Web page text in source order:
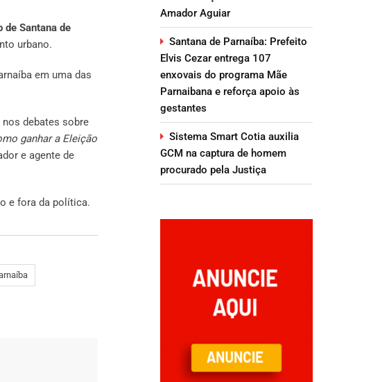
de Santana de
urbano.
em uma das
debates sobre
ganhar a Eleição
e agente de
e fora da política.
Amador Aguiar
Santana de Parnaíba: Prefeito
Elvis Cezar entrega 107
enxovais do programa Mãe
Parnaibana e reforça apoio às
gestantes
Sistema Smart Cotia auxilia
GCM na captura de homem
procurado pela Justiça